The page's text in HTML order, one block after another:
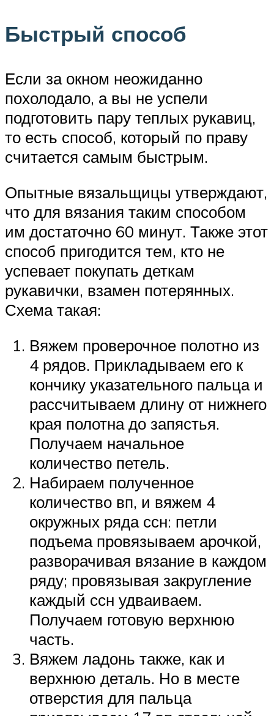
Быстрый способ
Если за окном неожиданно
похолодало, а вы не успели
подготовить пару теплых рукавиц,
то есть способ, который по праву
считается самым быстрым.
Опытные вязальщицы утверждают,
что для вязания таким способом
им достаточно 60 минут. Также этот
способ пригодится тем, кто не
успевает покупать деткам
рукавички, взамен потерянных.
Схема такая:
Вяжем проверочное полотно из
4 рядов. Прикладываем его к
кончику указательного пальца и
рассчитываем длину от нижнего
края полотна до запястья.
Получаем начальное
количество петель.
Набираем полученное
количество вп, и вяжем 4
окружных ряда ссн: петли
подъема провязываем арочкой,
разворачивая вязание в каждом
ряду; провязывая закругление
каждый ссн удваиваем.
Получаем готовую верхнюю
часть.
Вяжем ладонь также, как и
верхнюю деталь. Но в месте
отверстия для пальца